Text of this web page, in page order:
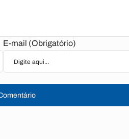
E-mail (Obrigatório)